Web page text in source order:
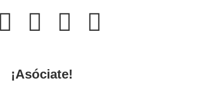
¡Asóciate!